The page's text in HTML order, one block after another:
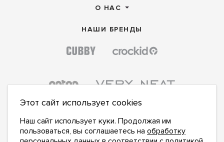
О НАС
НАШИ БРЕНДЫ
Этот сайт использует cookies
Наш сайт использует куки. Продолжая им
пользоваться, вы соглашаетесь на обработку